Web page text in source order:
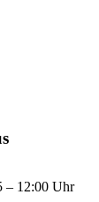
– 12:00 Uhr